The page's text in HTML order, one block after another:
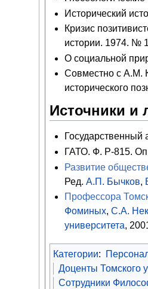
Исторический
Кризис
истории. 1974. №
О социальной
Совместно с
исторического
Источники и
ГАТО. Ф. Р-815.
Развитие
Ред.А.П. Бычков,
Профессора
Фоминых,С.А.
университета,
Категории:
Доценты Томского
Сотрудники